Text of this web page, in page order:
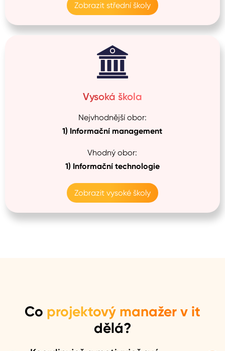
Zobrazit střední školy
Vysoká škola
Nejvhodnější obor:
1) Informační management
Vhodný obor:
1) Informační technologie
Zobrazit vysoké školy
Co projektový manažer v it
dělá?